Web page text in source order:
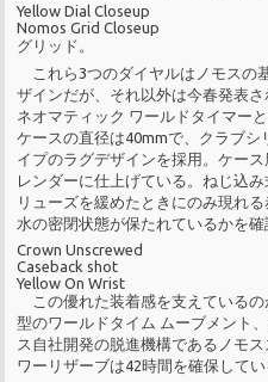
Yellow Dial Closeup
Nomos Grid Closeup
グリッド。
これら3つのダイヤルはノモスの
ザインだが、それ以外は今春発表
ネオマティック ワールドタイマー
ケースの直径は40mmで、クラブシ
イプのラグデザインを採用。ケー
レンダーに仕上げている。ねじ込
リューズを緩めたときにのみ現れ
水の密閉状態が保たれているかを
Crown Unscrewed
Caseback shot
Yellow On Wrist
この優れた装着感を支えている
型のワールドタイム ムーブメント
ス自社開発の脱進機構であるノモ
ワーリザーブは42時間を確保してい